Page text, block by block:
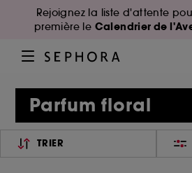
Rejoignez la liste d'attente
première le Calendrier de
Parfum floral
TRIER